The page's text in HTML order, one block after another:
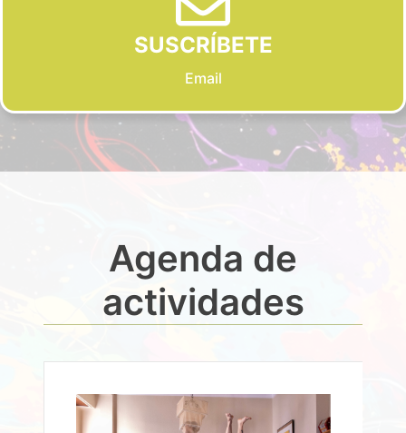
SUSCRÍBETE
Email
Agenda de
actividades